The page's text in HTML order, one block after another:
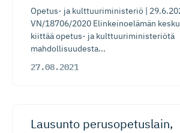
Opetus- ja kulttuuriministeriö |
VN/18706/2020 Elinkeinoelämän
kiittää opetus- ja kulttuuriministeriötä
mahdollisuudesta...
27.08.2021
Lausunto perusopetuslain,